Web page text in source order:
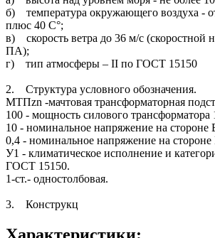
б) температура окружающего воздуха -
плюс 40 С°;
в) скорость ветра до 36 м/с (скоростной
ПА);
г) тип атмосферы – II по ГОСТ 15150
2. Структура условного обозначения.
МТПzn -мачтовая трансформаторная
100 - мощность силового трансформатора
10 - номинальное напряжение на
0,4 - номинальное напряжение на
У1 - климатическое исполнение и
ГОСТ 15150.
1-ст.- одностолбовая.
3. Конструкц
Характеристики: